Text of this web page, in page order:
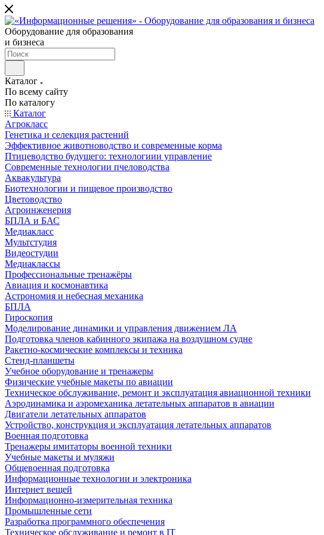
Оборудование для образования
и бизнеса
Каталог
По всему сайту
По каталогу
Каталог
Агрокласс
Генетика и селекция растений
Эффективное животноводство и современные корма
Птицеводство будущего: технологиии управление
Современные технологии пчеловодства
Аквакультура
Биотехнологии и пищевое производство
Цветоводство
Агроинженерия
БПЛА и БАС
Медиакласс
Мультстудия
Видеостудии
Медиаклассы
Профессиональные тренажёры
Авиация и космонавтика
Астрономия и небесная механика
БПЛА
Гироскопия
Моделирование динамики и управления движением ЛА
Подготовка членов кабинного экипажа на воздушном судне
Ракетно-космические комплексы и техника
Стенд-планшеты
Учебное оборудование и тренажеры
Физические учебные макеты по авиации
Техническое обслуживание, ремонт и эксплуатация авиационной техники
Аэродинамика и аэромеханика летательных аппаратов в авиации
Двигатели летательных аппаратов
Устройство, конструкция и эксплуатация летательных аппаратов
Военная подготовка
Тренажеры имитаторы военной техники
Учебные макеты и муляжи
Общевоенная подготовка
Информационные технологии и электроника
Интернет вещей
Информационно-измерительная техника
Промышленные сети
Разработка программного обеспечения
Техническое обслуживание и ремонт в IT